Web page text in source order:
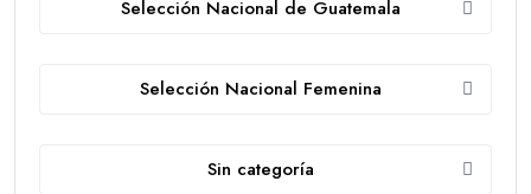
Selección Nacional de Guatemala
Selección Nacional Femenina
Sin categoría